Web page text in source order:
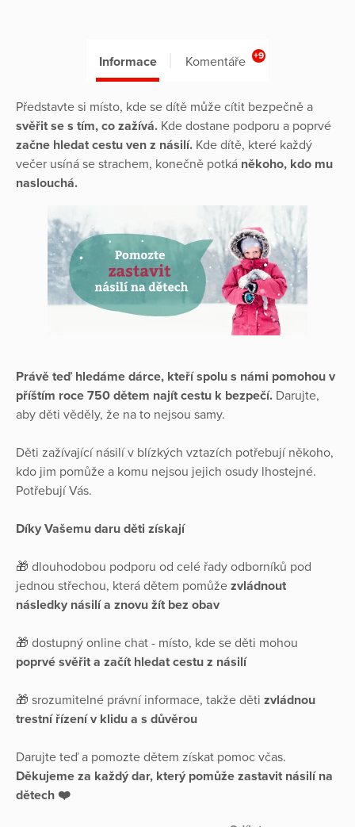
Informace Komentáře +9
Představte si místo, kde se dítě může cítit bezpečně a
svěřit se s tím, co zažívá. Kde dostane podporu a poprvé
začne hledat cestu ven z násilí. Kde dítě, které každý
večer usíná se strachem, konečně potká někoho, kdo mu
naslouchá.
Právě teď hledáme dárce, kteří spolu s námi pomohou v
příštím roce 750 dětem najít cestu k bezpečí. Darujte,
aby děti věděly, že na to nejsou samy.
Děti zažívající násilí v blízkých vztazích potřebují někoho,
kdo jim pomůže a komu nejsou jejich osudy lhostejné.
Potřebují Vás.
Díky Vašemu daru děti získají
🎁 dlouhodobou podporu od celé řady odborníků pod
jednou střechou, která dětem pomůže zvládnout
následky násilí a znovu žít bez obav
🎁 dostupný online chat - místo, kde se děti mohou
poprvé svěřit a začít hledat cestu z násilí
🎁 srozumitelné právní informace, takže děti zvládnou
trestní řízení v klidu a s důvěrou
Darujte teď a pomozte dětem získat pomoc včas.
Děkujeme za každý dar, který pomůže zastavit násilí na
dětech ❤️